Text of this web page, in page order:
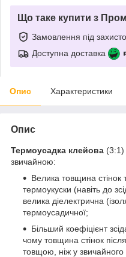
Що таке купити з
Замовлення під
Доступна доставка
Опис Характеристики
Опис
Термоусадка клейова (3:1)
звичайною:
Велика товщина стінок
термоукуски (навіть до
велика діелектрична
термоусадичної;
Більший коефіцієнт
чому товщина стінок
товщою, ніж у звичайного